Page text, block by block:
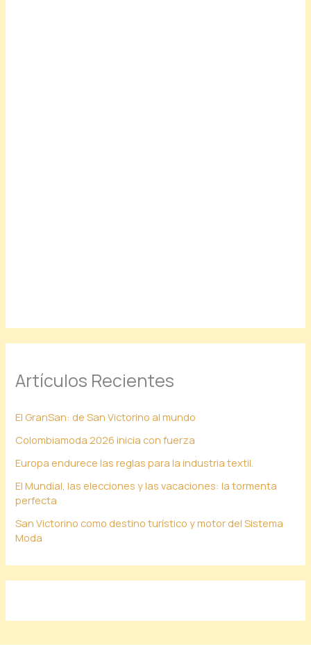
Artículos Recientes
El GranSan: de San Victorino al mundo
Colombiamoda 2026 inicia con fuerza
Europa endurece las reglas para la industria textil.
El Mundial, las elecciones y las vacaciones: la tormenta
perfecta
San Victorino como destino turístico y motor del Sistema
Moda